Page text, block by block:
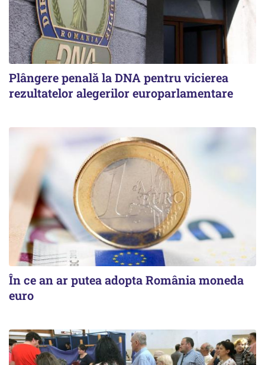
Plângere penală la DNA pentru vicierea
rezultatelor alegerilor europarlamentare
În ce an ar putea adopta România moneda
euro